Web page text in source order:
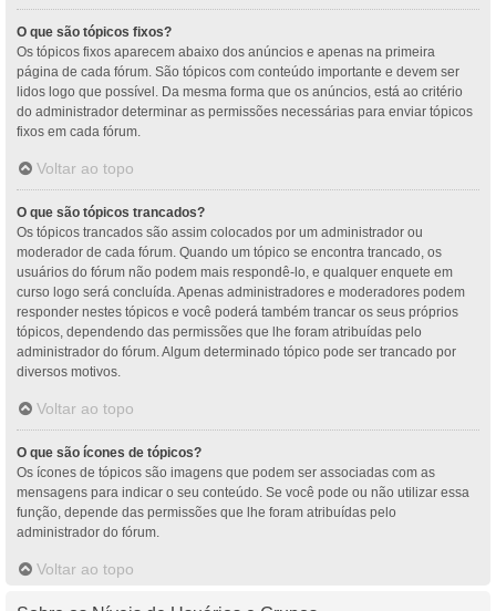
O que são tópicos fixos?
Os tópicos fixos aparecem abaixo dos anúncios e apenas na primeira
página de cada fórum. São tópicos com conteúdo importante e devem ser
lidos logo que possível. Da mesma forma que os anúncios, está ao critério
do administrador determinar as permissões necessárias para enviar tópicos
fixos em cada fórum.
Voltar ao topo
O que são tópicos trancados?
Os tópicos trancados são assim colocados por um administrador ou
moderador de cada fórum. Quando um tópico se encontra trancado, os
usuários do fórum não podem mais respondê-lo, e qualquer enquete em
curso logo será concluída. Apenas administradores e moderadores podem
responder nestes tópicos e você poderá também trancar os seus próprios
tópicos, dependendo das permissões que lhe foram atribuídas pelo
administrador do fórum. Algum determinado tópico pode ser trancado por
diversos motivos.
Voltar ao topo
O que são ícones de tópicos?
Os ícones de tópicos são imagens que podem ser associadas com as
mensagens para indicar o seu conteúdo. Se você pode ou não utilizar essa
função, depende das permissões que lhe foram atribuídas pelo
administrador do fórum.
Voltar ao topo